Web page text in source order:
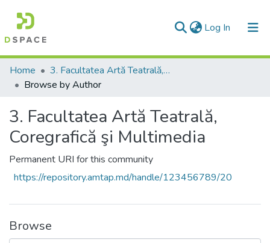
Log In (current)
Communities & Collections
All of DSpace
Home
3. Facultatea Artă Teatrală, Coregrafică şi Multimedia
Browse by Author
3. Facultatea Artă Teatrală,
Coregrafică şi Multimedia
Permanent URI for this community
https://repository.amtap.md/handle/123456789/20
Browse